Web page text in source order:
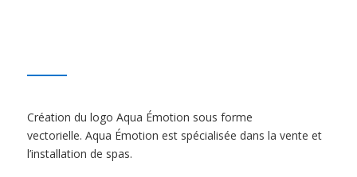
Création du logo Aqua Émotion sous forme
vectorielle. Aqua Émotion est spécialisée dans la vente et
l’installation de spas.